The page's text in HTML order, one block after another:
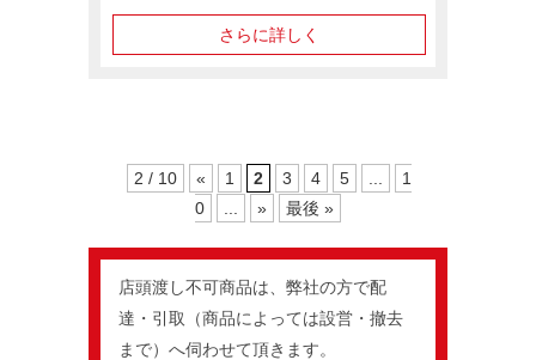
さらに詳しく
2 / 10 « 1 2 3 4 5
1
0
» 最後 »
店頭渡し不可商品は、弊社の方で配
達・引取（商品によっては設営・撤去
まで）へ伺わせて頂きます。